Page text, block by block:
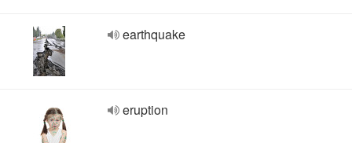
earthquake
eruption